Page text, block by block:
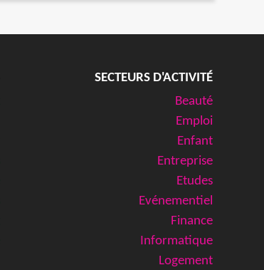
SECTEURS D'ACTIVITÉ
Beauté
Emploi
Enfant
Entreprise
Etudes
Evénementiel
Finance
Informatique
Logement